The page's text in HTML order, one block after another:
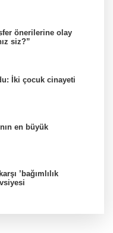
önerilerine olay
siz?”
İki çocuk cinayeti
en büyük
’bağımlılık